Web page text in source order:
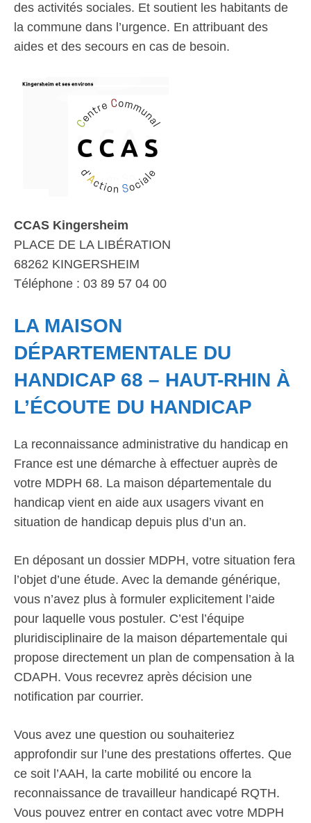
des activités sociales. Et soutient les habitants de
la commune dans l’urgence. En attribuant des
aides et des secours en cas de besoin.
CCAS Kingersheim
PLACE DE LA LIBÉRATION
68262 KINGERSHEIM
Téléphone : 03 89 57 04 00
LA MAISON
DÉPARTEMENTALE DU
HANDICAP 68 – HAUT-RHIN À
L’ÉCOUTE DU HANDICAP
La reconnaissance administrative du handicap en
France est une démarche à effectuer auprès de
votre MDPH 68. La maison départementale du
handicap vient en aide aux usagers vivant en
situation de handicap depuis plus d’un an.
En déposant un dossier MDPH, votre situation fera
l’objet d’une étude. Avec la demande générique,
vous n’avez plus à formuler explicitement l’aide
pour laquelle vous postuler. C’est l’équipe
pluridisciplinaire de la maison départementale qui
propose directement un plan de compensation à la
CDAPH. Vous recevrez après décision une
notification par courrier.
Vous avez une question ou souhaiteriez
approfondir sur l’une des prestations offertes. Que
ce soit l’AAH, la carte mobilité ou encore la
reconnaissance de travailleur handicapé RQTH.
Vous pouvez entrer en contact avec votre MDPH